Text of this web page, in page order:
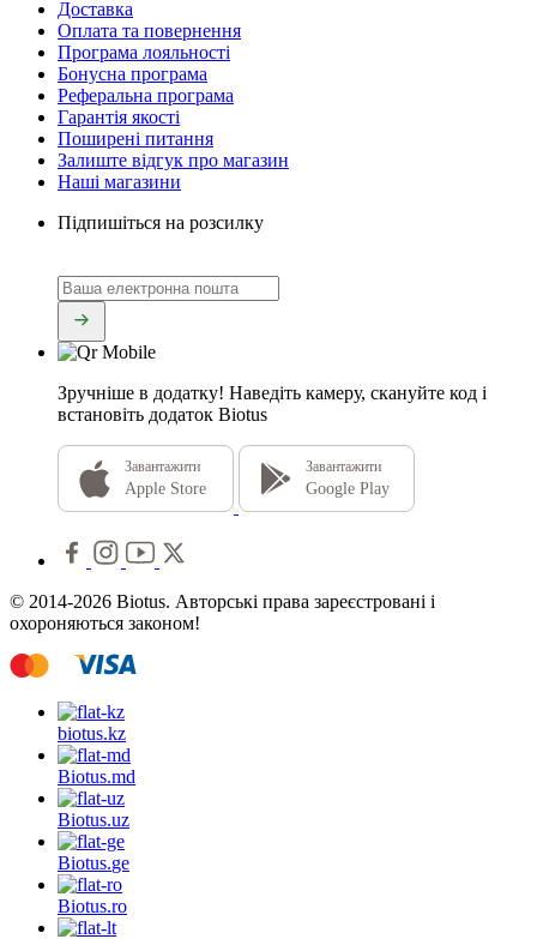
Доставка
Оплата та повернення
Програма лояльності
Бонусна програма
Реферальна програма
Гарантія якості
Поширені питання
Залиште відгук про магазин
Наші магазини
Підпишіться на розсилку
Зручніше в додатку! Наведіть камеру, скануйте код і
встановіть додаток Biotus
Завантажити
Apple Store
Завантажити
Google Play
© 2014-2026 Biotus. Авторські права зареєстровані і
охороняються законом!
biotus.kz
Biotus.md
Biotus.uz
Biotus.ge
Biotus.ro